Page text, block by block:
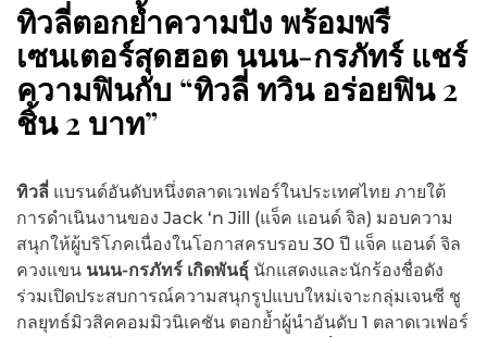
ทิวลี่ตอกย้ำความปัง พร้อมพรี
เซนเตอร์สุดฮอต นนน-กรภัทร์ แชร์
ความฟินกับ “ทิวลี่ ทวิน อร่อยฟิน 2
ชิ้น 2 บาท”
ทิวลี่ แบรนด์อันดับหนึ่งตลาดเวเฟอร์ในประเทศไทย ภายใต้
การดำเนินงานของ Jack ‘n Jill (แจ็ค แอนด์ จิล) มอบความ
สนุกให้ผู้บริโภคเนื่องในโอกาสครบรอบ 30 ปี แจ็ค แอนด์ จิล
ควงแขน นนน-กรภัทร์ เกิดพันธุ์ นักแสดงและนักร้องชื่อดัง
ร่วมเปิดประสบการณ์ความสนุกรูปแบบใหม่เจาะกลุ่มเจนซี ชู
กลยุทธ์มิวสิคคอมมิวนิเคชัน ตอกย้ำผู้นำอันดับ 1 ตลาดเวเฟอร์